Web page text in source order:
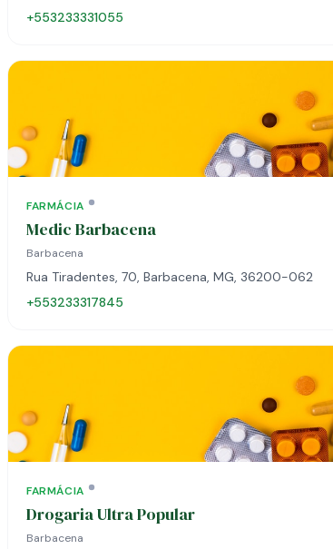
+553233331055
FARMÁCIA
Medic Barbacena
Barbacena
Rua Tiradentes, 70, Barbacena, MG, 36200-062
+553233317845
FARMÁCIA
Drogaria Ultra Popular
Barbacena